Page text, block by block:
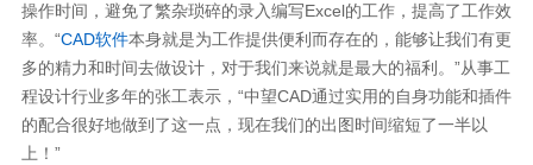
操作时间，避免了繁杂琐碎的录入编写Excel的工作，提高了工作效
率。“CAD软件本身就是为工作提供便利而存在的，能够让我们有更
多的精力和时间去做设计，对于我们来说就是最大的福利。”从事工
程设计行业多年的张工表示，“中望CAD通过实用的自身功能和插件
的配合很好地做到了这一点，现在我们的出图时间缩短了一半以
上！”